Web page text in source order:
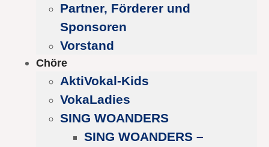
Partner, Förderer und
Sponsoren
Vorstand
Chöre
AktiVokal-Kids
VokaLadies
SING WOANDERS
SING WOANDERS –